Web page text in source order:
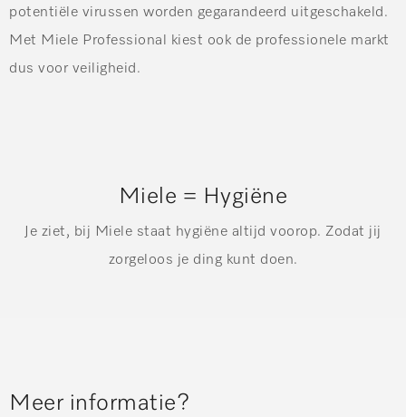
potentiële virussen worden gegarandeerd uitgeschakeld.
Met Miele Professional kiest ook de professionele markt
dus voor veiligheid.
Miele = Hygiëne
Je ziet, bij Miele staat hygiëne altijd voorop. Zodat jij
zorgeloos je ding kunt doen.
Meer informatie?